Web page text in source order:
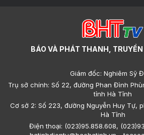
BÁO VÀ PHÁT THANH,
Giám đốc: Nghiêm Sỹ
Trụ sở chính: Số 22, đường Phan Đình
tỉnh Hà Tĩnh
Cơ sở 2: Số 223, đường Nguyễn Huy Tự,
Hà Tĩnh
Điện thoại: (023)95.858.608,